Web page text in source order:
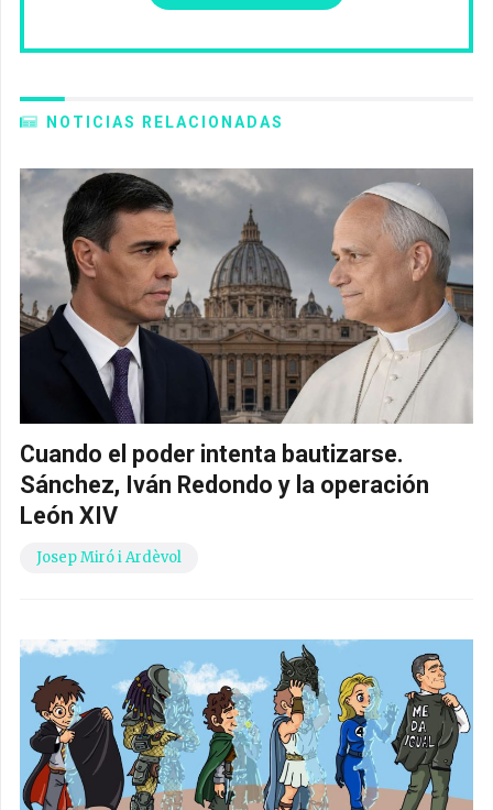
NOTICIAS RELACIONADAS
Cuando el poder intenta bautizarse.
Sánchez, Iván Redondo y la operación
León XIV
Josep Miró i Ardèvol